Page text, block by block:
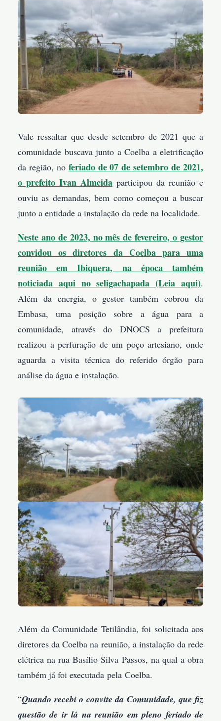
Vale ressaltar que desde setembro de 2021 que a
comunidade buscava junto a Coelba a eletrificação
da região, no feriado de 07 de setembro de 2021,
o prefeito Ivan Almeida participou da reunião e
ouviu as demandas, bem como começou a buscar
junto a entidade a instalação da rede na localidade.
Neste ano de 2023, no mês de fevereiro, o gestor
convidou os diretores da Coelba para uma
reunião em Ibiquera, na época também
noticiada aqui no seligachapada (Leia aqui).
Além da energia, o gestor também cobrou da
Embasa, uma posição sobre a água para a
comunidade, através do DNOCS a prefeitura
realizou a perfuração de um poço artesiano, onde
aguarda a visita técnica do referido órgão para
análise da água e instalação.
Além da Comunidade Tetilândia, foi solicitada aos
diretores da Coelba na reunião, a instalação da rede
elétrica na rua Basílio Silva Passos, na qual a obra
também já foi executada pela Coelba.
“Quando recebi o convite da Comunidade, que fiz
questão de ir lá na reunião em pleno feriado de